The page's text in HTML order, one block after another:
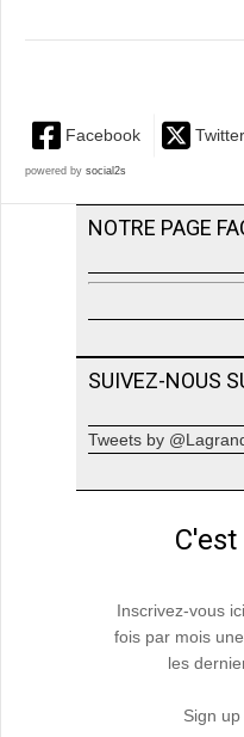
Facebook Twitter
powered by social2s
NOTRE PAGE
SUIVEZ-NOUS
Tweets by
Inscrivez-vous
fois par mois
les
Sign